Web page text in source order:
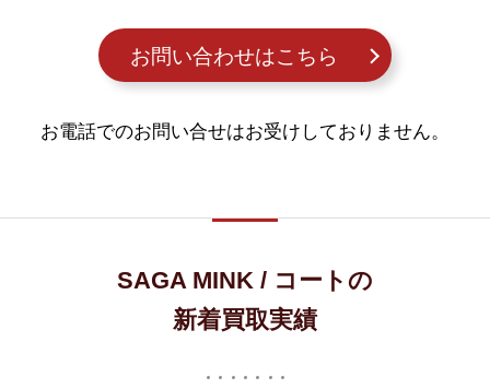
お問い合わせはこちら
お電話でのお問い合せはお受けしておりません。
SAGA MINK / コートの
新着買取実績